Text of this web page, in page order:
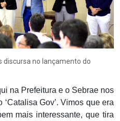
discursa no lançamento do
na Prefeitura e o Sebrae nos
Gov’. Vimos que era
mais interessante, que tira